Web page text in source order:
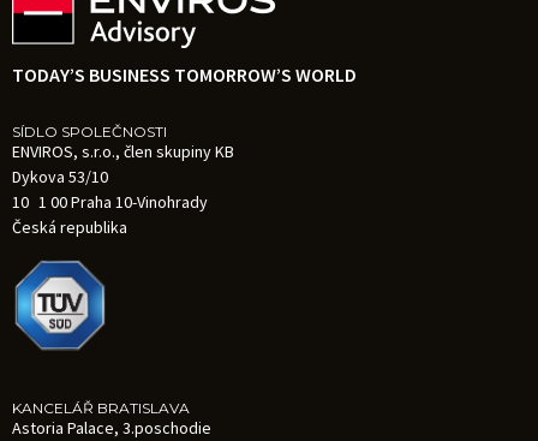
TODAY’S BUSINESS TOMORROW’S WORLD
SÍDLO SPOLEČNOSTI
ENVIROS, s.r.o., člen skupiny KB
Dykova 53/10
10 1 00 Praha 10-Vinohrady
Česká republika
KANCELÁŘ BRATISLAVA
Astoria Palace, 3.poschodie